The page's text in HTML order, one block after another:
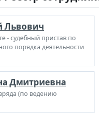
Львович
- судебный пристав по
порядка деятельности
Дмитриевна
(по ведению